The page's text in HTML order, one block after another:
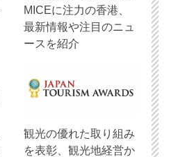
MICEに注力の香港、
最新情報や注目のニュ
ースを紹介
観光の優れた取り組み
を表彰、観光地経営か